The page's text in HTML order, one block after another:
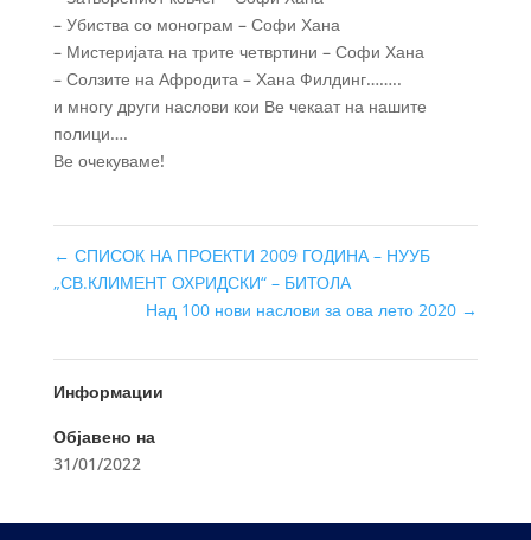
– Убиства со монограм – Софи Хана
– Мистеријата на трите четвртини – Софи Хана
– Солзите на Афродита – Хана Филдинг……..
и многу други наслови кои Ве чекаат на нашите
полици….
Ве очекуваме!
← СПИСОК НА ПРОЕКТИ 2009 ГОДИНА – НУУБ
„СВ.КЛИМЕНТ ОХРИДСКИ“ – БИТОЛА
Над 100 нови наслови за ова лето 2020 →
Информации
Објавено на
31/01/2022